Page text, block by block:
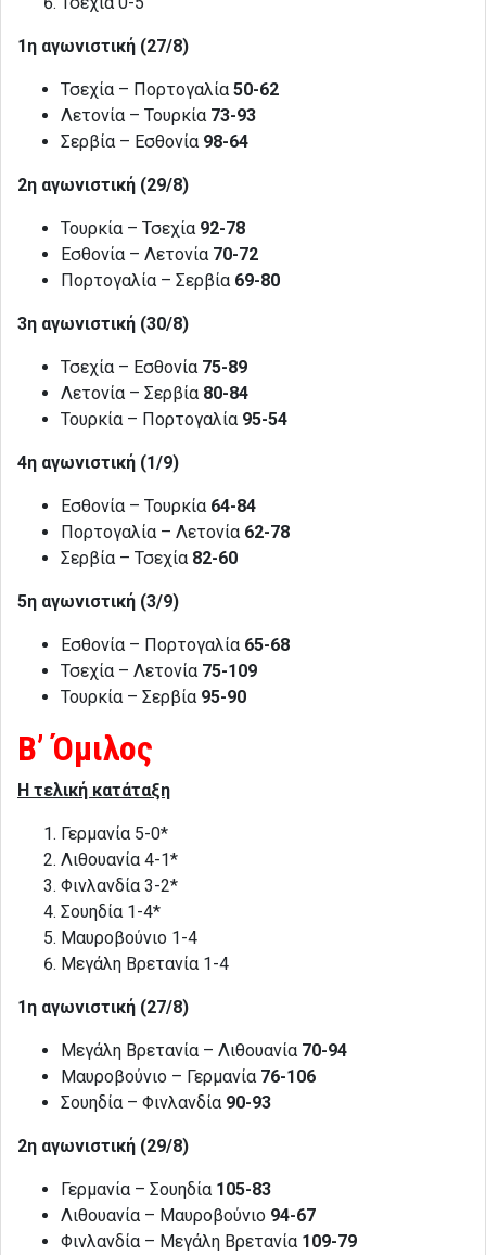
1η αγωνιστική (27/8)
Τσεχία – Πορτογαλία 50-62
Λετονία – Τουρκία 73-93
Σερβία – Εσθονία 98-64
2η αγωνιστική (29/8)
Τουρκία – Τσεχία 92-78
Εσθονία – Λετονία 70-72
Πορτογαλία – Σερβία 69-80
3η αγωνιστική (30/8)
Τσεχία – Εσθονία 75-89
Λετονία – Σερβία 80-84
Τουρκία – Πορτογαλία 95-54
4η αγωνιστική (1/9)
Εσθονία – Τουρκία 64-84
Πορτογαλία – Λετονία 62-78
Σερβία – Τσεχία 82-60
5η αγωνιστική (3/9)
Εσθονία – Πορτογαλία 65-68
Τσεχία – Λετονία 75-109
Τουρκία – Σερβία 95-90
Β’ Όμιλος
Η τελική κατάταξη
Γερμανία 5-0*
Λιθουανία 4-1*
Φινλανδία 3-2*
Σουηδία 1-4*
Μαυροβούνιο 1-4
Μεγάλη Βρετανία 1-4
1η αγωνιστική (27/8)
Μεγάλη Βρετανία – Λιθουανία 70-94
Μαυροβούνιο – Γερμανία 76-106
Σουηδία – Φινλανδία 90-93
2η αγωνιστική (29/8)
Γερμανία – Σουηδία 105-83
Λιθουανία – Μαυροβούνιο 94-67
Φινλανδία – Μεγάλη Βρετανία 109-79